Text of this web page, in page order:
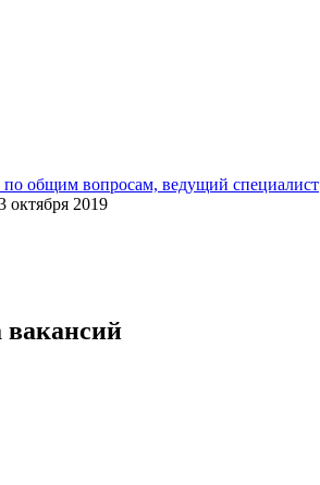
по общим вопросам, ведущий специалист
октября 2019